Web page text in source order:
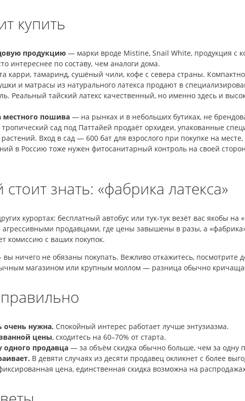
купить
продукцию — марки вроде Mistine, Snail White, продукция с
интереснее по составу, чем аналоги дома.
карри, тамаринд, сушёный чили, кофе с севера страны.
и матрасы из натурального латекса продают в
Реальный тайский латекс качественный, но именно здесь и
местного пошива — на рынках и в небольших бутиках, не
сад под Паттайей продаёт орхидеи, упакованные
Вход в сад — 600 бат для взрослого при покупке на
в Россию тоже нужен фитосанитарный контроль на своей
знать: «фабрика латекса»
курортах: бесплатный автобус или тук-тук везёт вас якобы
продавцами, где цены завышены в разы, а
комиссию с ваших покупок.
вы ничего не обязаны покупать. Вежливо откажитесь, посмотрите
магазином или крупным моллом — разница обычно
очень нужна. Спокойный интерес работает лучше энтузиазма.
цены, сходитесь на 60–70% от старта.
одного продавца — за объём скидка обычно больше, чем за одну
В девяти случаях из десяти продавец окликнет с более
цена, единственная скидка возможна на